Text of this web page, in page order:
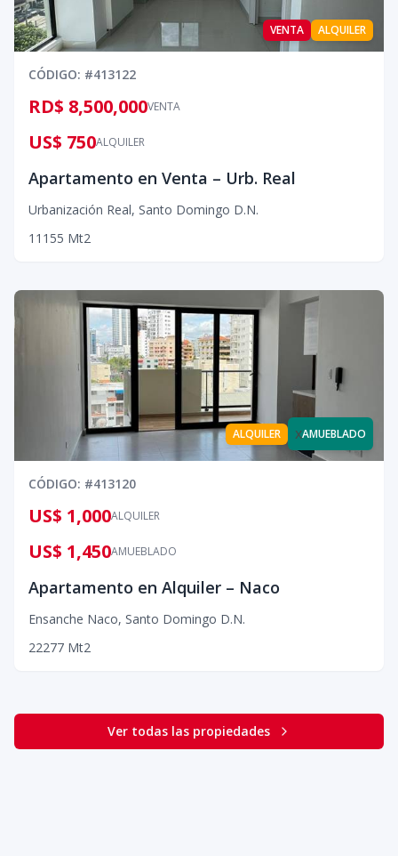
VENTA ALQUILER
CÓDIGO: #413122
VENTA
RD$ 8,500,000
ALQUILER
US$ 750
Apartamento en Venta – Urb. Real
Urbanización Real, Santo Domingo D.N.
1 1 1 55 Mt2
ALQUILER xAMUEBLADO
CÓDIGO: #413120
ALQUILER
US$ 1,000
AMUEBLADO
US$ 1,450
Apartamento en Alquiler – Naco
Ensanche Naco, Santo Domingo D.N.
22277 Mt2
Ver todas las propiedades